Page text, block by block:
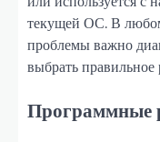
текущей ОС. В
проблемы важно
выбрать
Программные